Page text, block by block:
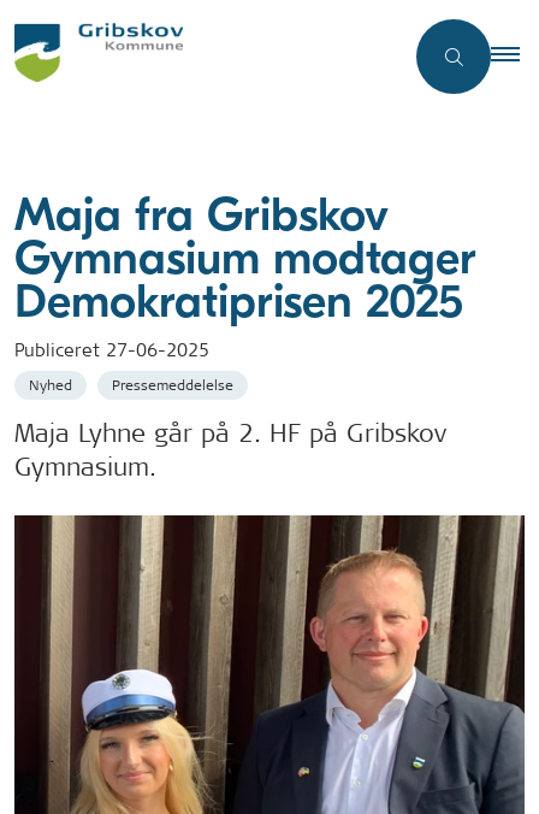
Maja fra Gribskov
Gymnasium modtager
Demokratiprisen 2025
Publiceret 27-06-2025
Nyhed Pressemeddelelse
Maja Lyhne går på 2. HF på Gribskov
Gymnasium.